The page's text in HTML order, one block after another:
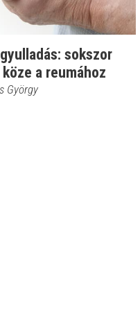
sokszor
a reumához
György